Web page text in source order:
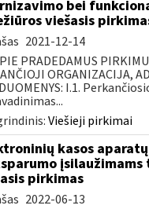
bei
viešasis
2021-12-14
PRADEDAMUS
ORGANIZACIJA,
I.1.
Viešieji pirkimai
kasos
pirkimas
2022-06-13